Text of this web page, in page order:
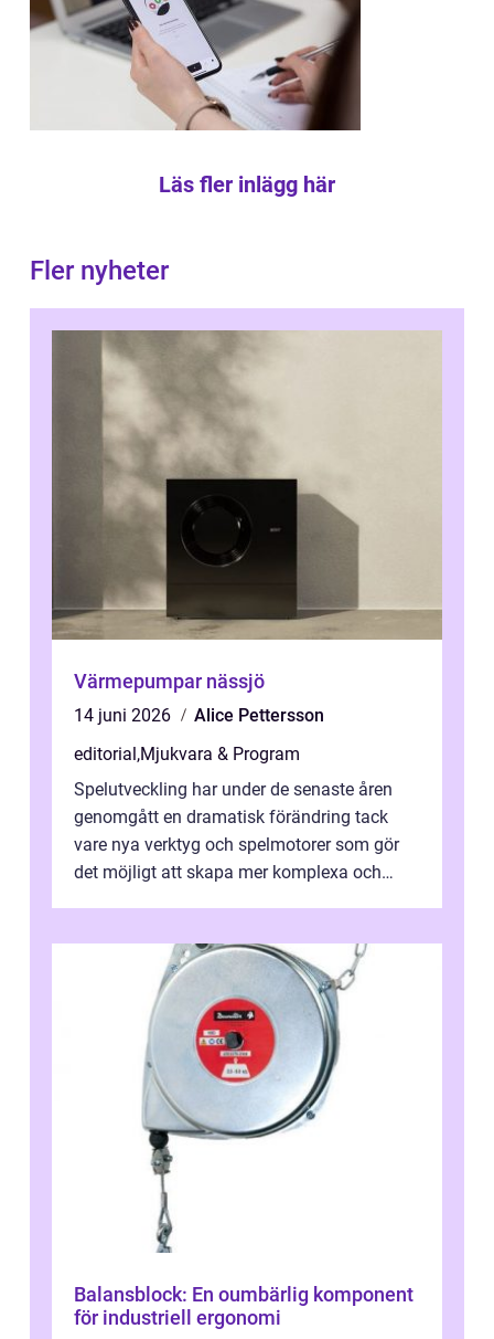
Läs fler inlägg här
Fler nyheter
Värmepumpar nässjö
14 juni 2026
Alice Pettersson
editorial,Mjukvara & Program
Spelutveckling har under de senaste åren
genomgått en dramatisk förändring tack
vare nya verktyg och spelmotorer som gör
det möjligt att skapa mer komplexa och
Balansblock: En oumbärlig komponent
för industriell ergonomi